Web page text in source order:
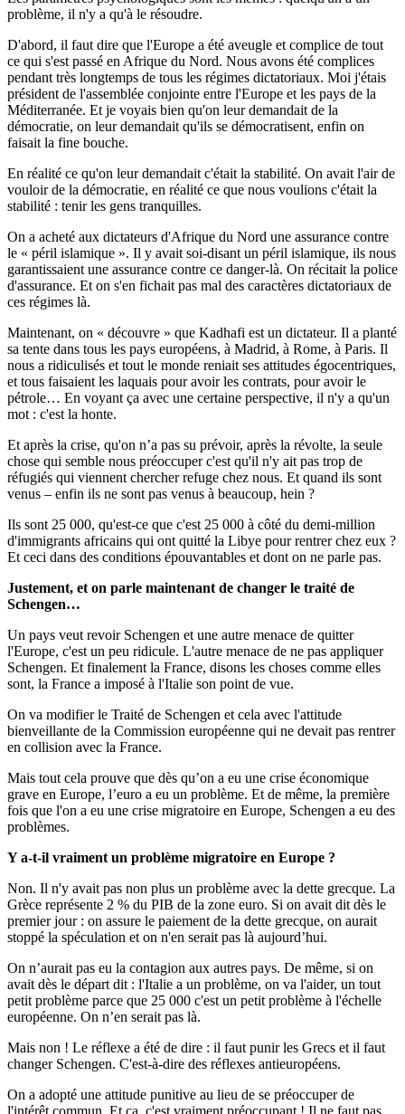
problème, il n'y a qu'à le résoudre.
D'abord, il faut dire que l'Europe a été aveugle et complice de tout
ce qui s'est passé en Afrique du Nord. Nous avons été complices
pendant très longtemps de tous les régimes dictatoriaux. Moi j'étais
président de l'assemblée conjointe entre l'Europe et les pays de la
Méditerranée. Et je voyais bien qu'on leur demandait de la
démocratie, on leur demandait qu'ils se démocratisent, enfin on
faisait la fine bouche.
En réalité ce qu'on leur demandait c'était la stabilité. On avait l'air de
vouloir de la démocratie, en réalité ce que nous voulions c'était la
stabilité : tenir les gens tranquilles.
On a acheté aux dictateurs d'Afrique du Nord une assurance contre
le « péril islamique ». Il y avait soi-disant un péril islamique, ils nous
garantissaient une assurance contre ce danger-là. On récitait la police
d'assurance. Et on s'en fichait pas mal des caractères dictatoriaux de
ces régimes là.
Maintenant, on « découvre » que Kadhafi est un dictateur. Il a planté
sa tente dans tous les pays européens, à Madrid, à Rome, à Paris. Il
nous a ridiculisés et tout le monde reniait ses attitudes égocentriques,
et tous faisaient les laquais pour avoir les contrats, pour avoir le
pétrole… En voyant ça avec une certaine perspective, il n'y a qu'un
mot : c'est la honte.
Et après la crise, qu'on n’a pas su prévoir, après la révolte, la seule
chose qui semble nous préoccuper c'est qu'il n'y ait pas trop de
réfugiés qui viennent chercher refuge chez nous. Et quand ils sont
venus – enfin ils ne sont pas venus à beaucoup, hein ?
Ils sont 25 000, qu'est-ce que c'est 25 000 à côté du demi-million
d'immigrants africains qui ont quitté la Libye pour rentrer chez eux ?
Et ceci dans des conditions épouvantables et dont on ne parle pas.
Justement, et on parle maintenant de changer le traité de
Schengen…
Un pays veut revoir Schengen et une autre menace de quitter
l'Europe, c'est un peu ridicule. L'autre menace de ne pas appliquer
Schengen. Et finalement la France, disons les choses comme elles
sont, la France a imposé à l'Italie son point de vue.
On va modifier le Traité de Schengen et cela avec l'attitude
bienveillante de la Commission européenne qui ne devait pas rentrer
en collision avec la France.
Mais tout cela prouve que dès qu’on a eu une crise économique
grave en Europe, l’euro a eu un problème. Et de même, la première
fois que l'on a eu une crise migratoire en Europe, Schengen a eu des
problèmes.
Y a-t-il vraiment un problème migratoire en Europe ?
Non. Il n'y avait pas non plus un problème avec la dette grecque. La
Grèce représente 2 % du PIB de la zone euro. Si on avait dit dès le
premier jour : on assure le paiement de la dette grecque, on aurait
stoppé la spéculation et on n'en serait pas là aujourd’hui.
On n’aurait pas eu la contagion aux autres pays. De même, si on
avait dès le départ dit : l'Italie a un problème, on va l'aider, un tout
petit problème parce que 25 000 c'est un petit problème à l'échelle
européenne. On n’en serait pas là.
Mais non ! Le réflexe a été de dire : il faut punir les Grecs et il faut
changer Schengen. C'est-à-dire des réflexes antieuropéens.
On a adopté une attitude punitive au lieu de se préoccuper de